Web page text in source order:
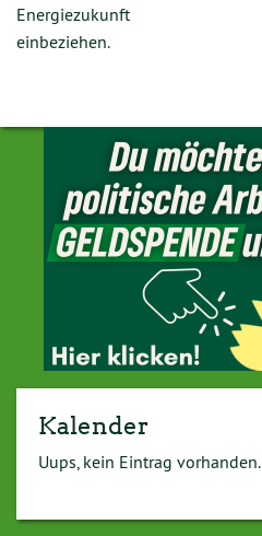
Energiezukunft
einbeziehen.
Kalender
Uups, kein Eintrag vorhanden.